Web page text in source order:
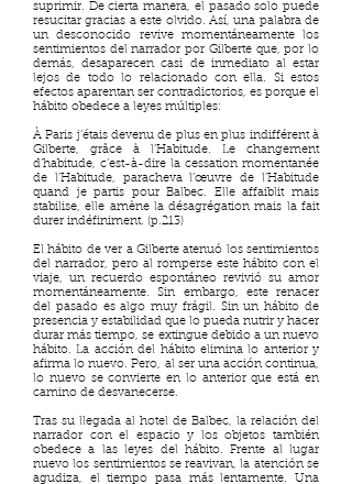
suprimir. De cierta manera, el pasado solo puede
resucitar gracias a este olvido. Así, una palabra de
un desconocido revive momentáneamente los
sentimientos del narrador por Gilberte que, por lo
demás, desaparecen casi de inmediato al estar
lejos de todo lo relacionado con ella. Si estos
efectos aparentan ser contradictorios, es porque el
hábito obedece a leyes múltiples:
À Paris j’étais devenu de plus en plus indifférent à
Gilberte, grâce à l’Habitude. Le changement
d’habitude, c’est-à-dire la cessation momentanée
de l’Habitude, paracheva l’œuvre de l’Habitude
quand je partis pour Balbec. Elle affaiblit mais
stabilise, elle amène la désagrégation mais la fait
durer indéfiniment. (p.213)
El hábito de ver a Gilberte atenuó los sentimientos
del narrador, pero al romperse este hábito con el
viaje, un recuerdo espontáneo revivió su amor
momentáneamente. Sin embargo, este renacer
del pasado es algo muy frágil. Sin un hábito de
presencia y estabilidad que lo pueda nutrir y hacer
durar más tiempo, se extingue debido a un nuevo
hábito. La acción del hábito elimina lo anterior y
afirma lo nuevo. Pero, al ser una acción continua,
lo nuevo se convierte en lo anterior que está en
camino de desvanecerse.
Tras su llegada al hotel de Balbec, la relación del
narrador con el espacio y los objetos también
obedece a las leyes del hábito. Frente al lugar
nuevo los sentimientos se reavivan, la atención se
agudiza, el tiempo pasa más lentamente. Una